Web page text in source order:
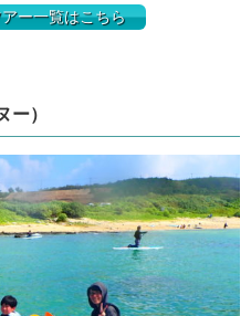
ー一覧はこちら
）